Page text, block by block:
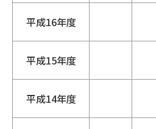
平成16年度
平成15年度
平成14年度